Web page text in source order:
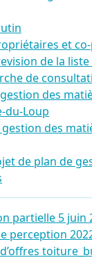
et
de la
de
des
du-Loup
des
de plan de
partielle 5 juin
perception